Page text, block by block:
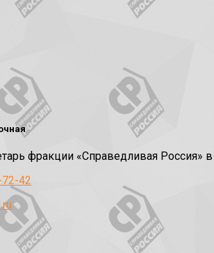
фракции «Справедливая
42